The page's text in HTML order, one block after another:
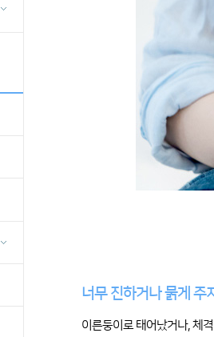
너무 진하거나 묽게 주
이른둥이로 태어났거나, 체